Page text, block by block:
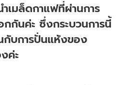
เมล็ดกาแฟที่ผ่านการ
กันค่ะ ซึ่งกระบวนการนี้
กับการปั่นแห้งของ
ค่ะ